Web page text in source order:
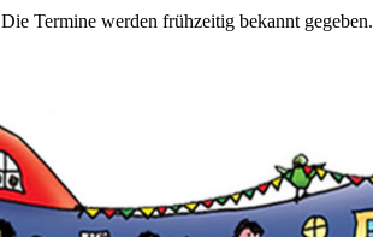
Die Termine werden frühzeitig bekannt gegeben.